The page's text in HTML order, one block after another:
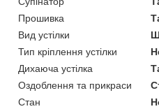
Прошивка
Вид устілки
Тип кріплення устілки
Дихаюча устілка
Оздоблення та прикраси
Стан